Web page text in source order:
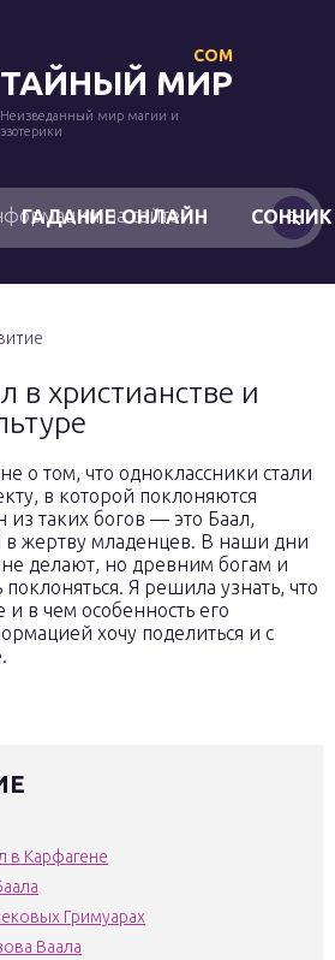
ТАЙНЫЙ МИР
COM
Неизведанный мир магии и
эзотерики
ГАДАНИЕ ОНЛАЙН СОННИК
в христианстве и
о том, что одноклассники стали
в которой поклоняются
таких богов — это Баал,
в жертву младенцев. В наши дни
делают, но древним богам и
Я решила узнать, что
и в чем особенность его
хочу поделиться и с
Карфагене
Гримуарах
Ваала